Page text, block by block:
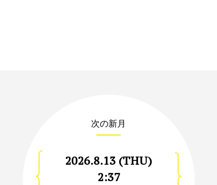
次の新月
2026.8.13 (THU)
2:37